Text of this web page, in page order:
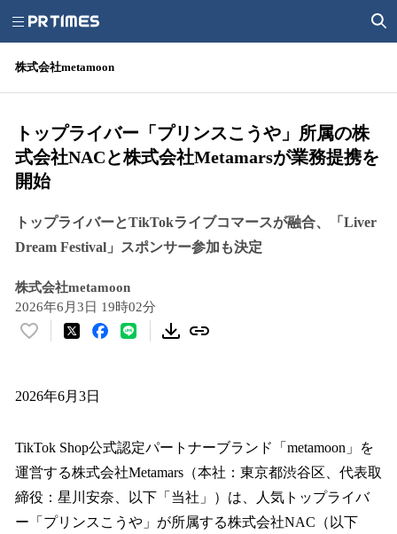
株式会社metamoon
トップライバー「プリンスこうや」所属の株
式会社NACと株式会社Metamarsが業務提携を
開始
トップライバーとTikTokライブコマースが融合、「Liver
Dream Festival」スポンサー参加も決定
株式会社metamoon
2026年6月3日 19時02分
い
！
読
み
込
み
中
2026年6月3日
TikTok Shop公式認定パートナーブランド「metamoon」を
運営する株式会社Metamars（本社：東京都渋谷区、代表取
締役：星川安奈、以下「当社」）は、人気トップライバ
ー「プリンスこうや」が所属する株式会社NAC（以下